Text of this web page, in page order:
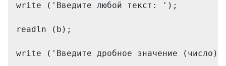
write ('Введите любой текст: ');
readln (b);
write ('Введите дробное значение